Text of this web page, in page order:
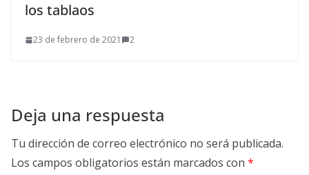
los tablaos
23 de febrero de 2021 2
Deja una respuesta
Tu dirección de correo electrónico no será publicada.
Los campos obligatorios están marcados con *